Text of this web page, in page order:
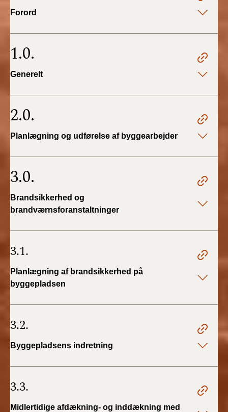
2021)
BR18 (1/7-31/12
2020)
BR18 (1/1-9/3 2020)
BR18 (1/1-4/7 2019)
2018)
2018)
BR15 (2015-2018)
2010)
Forord
1.0.
Generelt
2.0.
Planlægning og udførelse af byggearbejder
3.0.
Brandsikkerhed og
brandværnsforanstaltninger
3.1.
Planlægning af brandsikkerhed på
byggepladsen
3.2.
Byggepladsens indretning
3.3.
Midlertidige afdækning- og inddækning med